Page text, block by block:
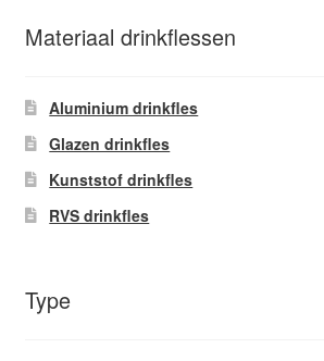
Materiaal drinkflessen
Aluminium drinkfles
Glazen drinkfles
Kunststof drinkfles
RVS drinkfles
Type